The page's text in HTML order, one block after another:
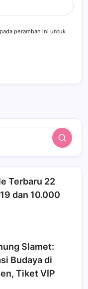
peramban ini untuk
Search
Terbaru 22
dan 10.000
Slamet:
Budaya di
Tiket VIP